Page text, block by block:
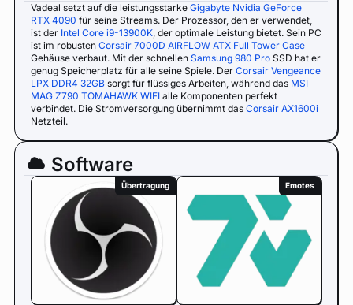
Vadeal setzt auf die leistungsstarke Gigabyte Nvidia GeForce
RTX 4090 für seine Streams. Der Prozessor, den er verwendet,
ist der Intel Core i9-13900K , der optimale Leistung bietet. Sein PC
ist im robusten Corsair 7000D AIRFLOW ATX Full Tower Case
Gehäuse verbaut. Mit der schnellen Samsung 980 Pro SSD hat er
genug Speicherplatz für alle seine Spiele. Der Corsair Vengeance
LPX DDR4 32GB sorgt für flüssiges Arbeiten, während das MSI
MAG Z790 TOMAHAWK WIFI alle Komponenten perfekt
verbindet. Die Stromversorgung übernimmt das Corsair AX1600i
Netzteil.
Software
Übertragung Emotes